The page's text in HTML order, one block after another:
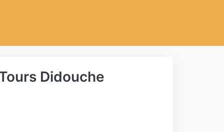
Didouche